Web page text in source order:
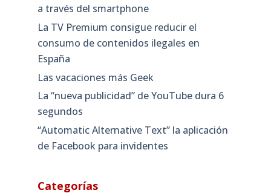
a través del smartphone
La TV Premium consigue reducir el
consumo de contenidos ilegales en
España
Las vacaciones más Geek
La “nueva publicidad” de YouTube dura 6
segundos
“Automatic Alternative Text” la aplicación
de Facebook para invidentes
Categorías